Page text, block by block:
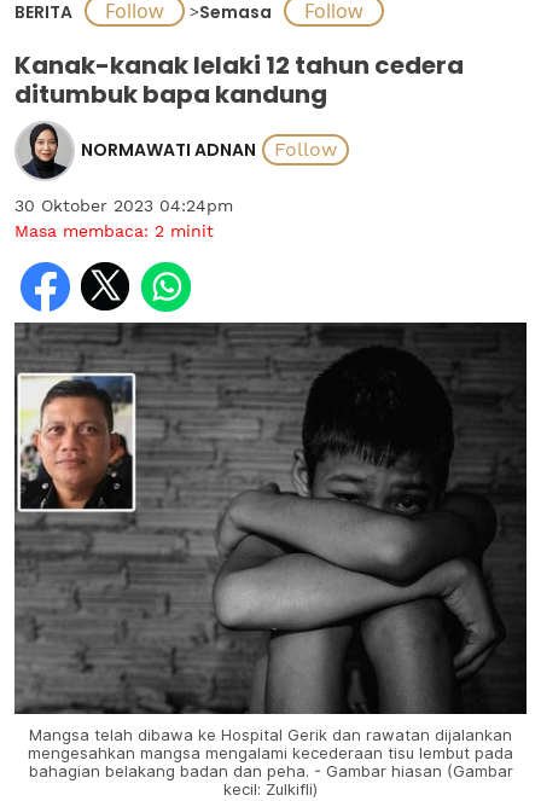
BERITA >Semasa
Kanak-kanak lelaki 12 tahun cedera
ditumbuk bapa kandung
NORMAWATI ADNAN
30 Oktober 2023 04:24pm
Masa membaca: 2 minit
Mangsa telah dibawa ke Hospital Gerik dan rawatan dijalankan
mengesahkan mangsa mengalami kecederaan tisu lembut pada
bahagian belakang badan dan peha. - Gambar hiasan (Gambar
kecil: Zulkifli)